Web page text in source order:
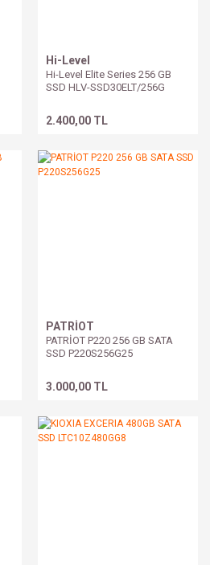
Hi-Level
Hi-Level Elite Series 256 GB
SSD HLV-SSD30ELT/256G
2.400,00 TL
PATRİOT
PATRİOT P220 256 GB SATA
SSD P220S256G25
3.000,00 TL